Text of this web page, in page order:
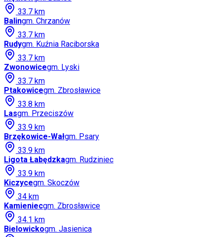
33.7 km
Balingm. Chrzanów
33.7 km
Rudygm. Kuźnia Raciborska
33.7 km
Zwonowicegm. Lyski
33.7 km
Ptakowicegm. Zbrosławice
33.8 km
Lasgm. Przeciszów
33.9 km
Brzękowice-Wałgm. Psary
33.9 km
Ligota Łabędzkagm. Rudziniec
33.9 km
Kiczycegm. Skoczów
34 km
Kamieniecgm. Zbrosławice
34.1 km
Bielowickogm. Jasienica